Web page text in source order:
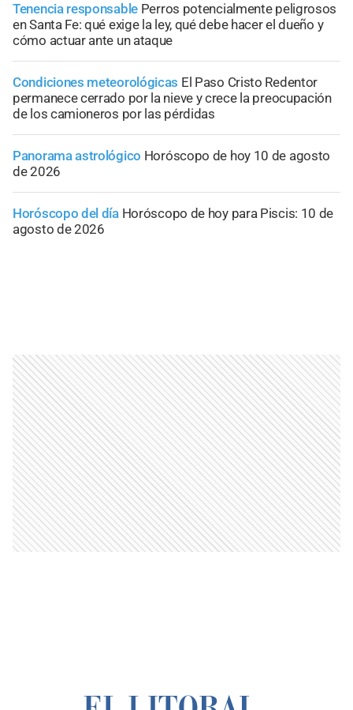
Tenencia responsable Perros potencialmente peligrosos
en Santa Fe: qué exige la ley, qué debe hacer el dueño y
cómo actuar ante un ataque
Condiciones meteorológicas El Paso Cristo Redentor
permanece cerrado por la nieve y crece la preocupación
de los camioneros por las pérdidas
Panorama astrológico Horóscopo de hoy 10 de agosto
de 2026
Horóscopo del día Horóscopo de hoy para Piscis: 10 de
agosto de 2026